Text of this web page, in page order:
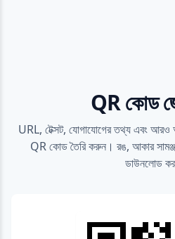
QR কোড
URL, টেক্সট, যোগাযোগের তথ্য এবং
QR কোড তৈরি করুন। রঙ, আকার
ডাউনলোড